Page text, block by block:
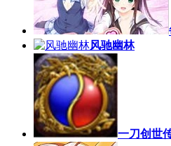
风驰幽林
一刀创世